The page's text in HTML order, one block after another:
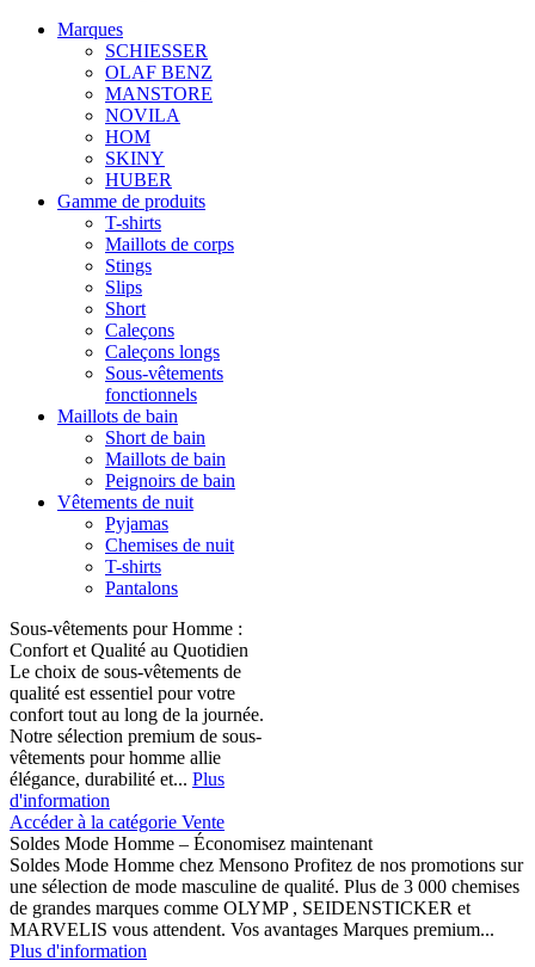
Marques
SCHIESSER
OLAF BENZ
MANSTORE
NOVILA
HOM
SKINY
HUBER
Gamme de produits
T-shirts
Maillots de corps
Stings
Slips
Short
Caleçons
Caleçons longs
Sous-vêtements
fonctionnels
Maillots de bain
Short de bain
Maillots de bain
Peignoirs de bain
Vêtements de nuit
Pyjamas
Chemises de nuit
T-shirts
Pantalons
Sous-vêtements pour Homme :
Confort et Qualité au Quotidien
Le choix de sous-vêtements de
qualité est essentiel pour votre
confort tout au long de la journée.
Notre sélection premium de sous-
vêtements pour homme allie
élégance, durabilité et... Plus
d'information
Accéder à la catégorie Vente
Soldes Mode Homme – Économisez maintenant
Soldes Mode Homme chez Mensono Profitez de nos promotions sur
une sélection de mode masculine de qualité. Plus de 3 000 chemises
de grandes marques comme OLYMP , SEIDENSTICKER et
MARVELIS vous attendent. Vos avantages Marques premium...
Plus d'information